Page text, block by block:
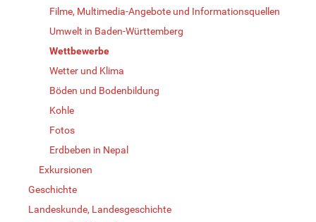
Filme, Multimedia-Angebote und Informationsquellen
Umwelt in Baden-Württemberg
Wettbewerbe
Wetter und Klima
Böden und Bodenbildung
Kohle
Fotos
Erdbeben in Nepal
Exkursionen
Geschichte
Landeskunde, Landesgeschichte